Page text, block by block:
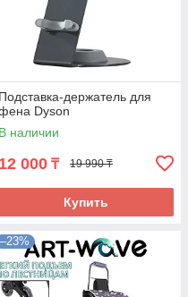
Подставка-держатель для
Dyson
В наличии
12 000 ₸ 19 990 ₸
Купить
–23%